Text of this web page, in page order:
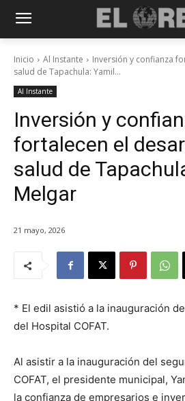
Inicio Al Instante
Inversión y confianza
salud de Tapachula: Yamil...
Al Instante
Inversión y
fortalecen el
salud de
Melgar
21 mayo, 2026
* El edil asistió a la inauguración
del Hospital COFAT.
Al asistir a la inauguración del
COFAT, el presidente municipal,
la confianza de empresarios e